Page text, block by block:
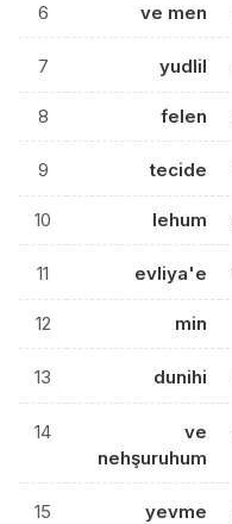
6 ve men
7 yudlil
8 felen
9 tecide
10 lehum
11 evliya'e
12 min
13 dunihi
14
ve
nehşuruhum
15 yevme